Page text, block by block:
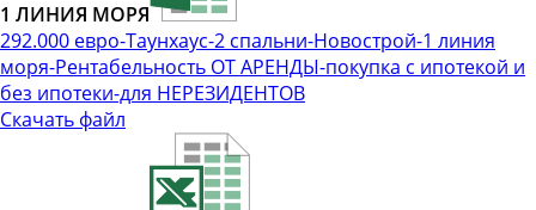
1 ЛИНИЯ МОРЯ
292.000 евро-Таунхаус-2 спальни-Новострой-1 линия
моря-Рентабельность ОТ АРЕНДЫ-покупка с ипотекой и
без ипотеки-для НЕРЕЗИДЕНТОВ
Скачать файл